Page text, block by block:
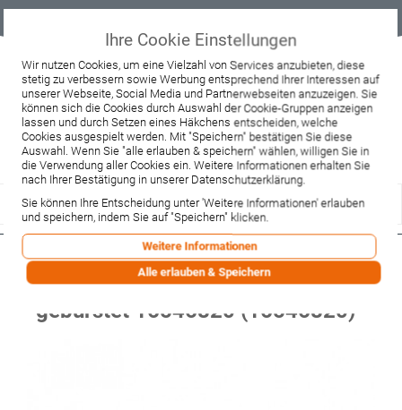
Beratung & Verkauf
+49 37467 66944
Montag - Freitag:
10:00 - 12:00 Uhr
13:00 - 16:00 Uhr
Samstag:
9:00 - 12:00 Uhr
Lieferzeitanfrage Widerruf
Hansgrohe AXOR Montreux 4-Loch
Wannenrandarmatur, nickel
gebürstet 16546820 (16546820)
Ihre Cookie Einstellungen
Wir nutzen Cookies, um eine Vielzahl von Services anzubieten, diese
stetig zu verbessern sowie Werbung entsprechend Ihrer Interessen auf
unserer Webseite, Social Media und Partnerwebseiten anzuzeigen. Sie
können sich die Cookies durch Auswahl der Cookie-Gruppen anzeigen
lassen und durch Setzen eines Häkchens entscheiden, welche
Cookies ausgespielt werden. Mit "Speichern" bestätigen Sie diese
Auswahl. Wenn Sie "alle erlauben & speichern" wählen, willigen Sie in
die Verwendung aller Cookies ein. Weitere Informationen erhalten Sie
nach Ihrer Bestätigung in unserer Datenschutzerklärung.
Sie können Ihre Entscheidung unter 'Weitere Informationen' erlauben
und speichern, indem Sie auf "Speichern" klicken.
Weitere Informationen
Alle erlauben & Speichern